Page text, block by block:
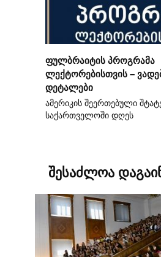
ფულბრაიტის პროგრამა
ლექტორებისთვის –
დეტალები
ამერიკის შეერთებული
საქართველოში დღეს
შესაძლოა